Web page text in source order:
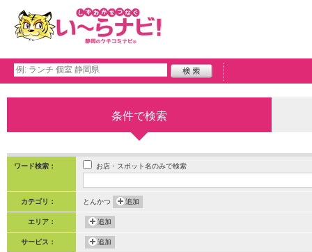
条件で検索
ワード検索： お店・スポット名のみで検索
カテゴリ： とんかつ 追加
エリア： 追加
サービス： 追加